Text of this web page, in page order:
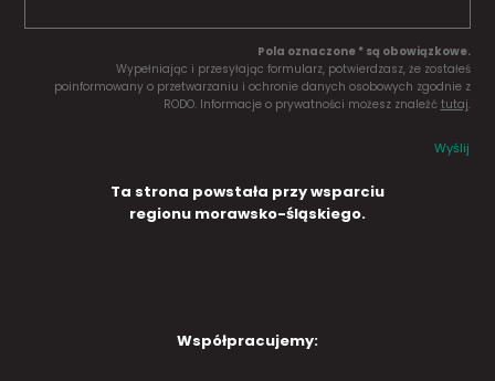
Pola oznaczone * są obowiązkowe.
Wypełniając i przesyłając formularz, potwierdzasz, że zostałeś
poinformowany o przetwarzaniu i ochronie danych osobowych zgodnie z
RODO. Informacje o prywatności możesz znaleźć tutaj.
Wyślij
Ta strona powstała przy wsparciu
regionu morawsko-śląskiego.
Współpracujemy: